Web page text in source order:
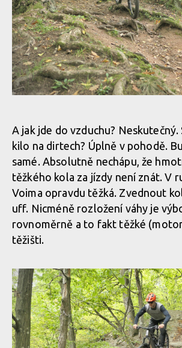
Pole Voima v akci
Pole Voima v akci
Pole Voima v akci
Pole Voima v akci
Pole Voima v akci
A jak jde do vzduchu? Neskutečný.
kilo na dirtech? Úplně v pohodě.
samé. Absolutně nechápu, že
těžkého kola za jízdy není znát. V
Voima opravdu těžká. Zvednout
uff. Nicméně rozložení váhy je
rovnoměrně a to fakt těžké
těžišti.